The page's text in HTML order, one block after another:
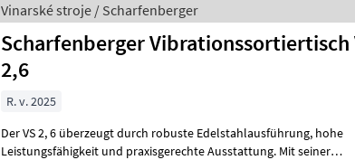
Vinarské stroje / Scharfenberger
Scharfenberger Vibrationssortiertisch
2,6
R. v. 2025
Der VS 2, 6 überzeugt durch robuste Edelstahlausführung, hohe
Leistungsfähigkeit und praxisgerechte Ausstattung. Mit seiner